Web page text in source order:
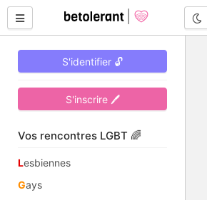
S'identifier 🔓
S'inscrire 🖊
Vos rencontres LGBT 🌈
Lesbiennes
Gays